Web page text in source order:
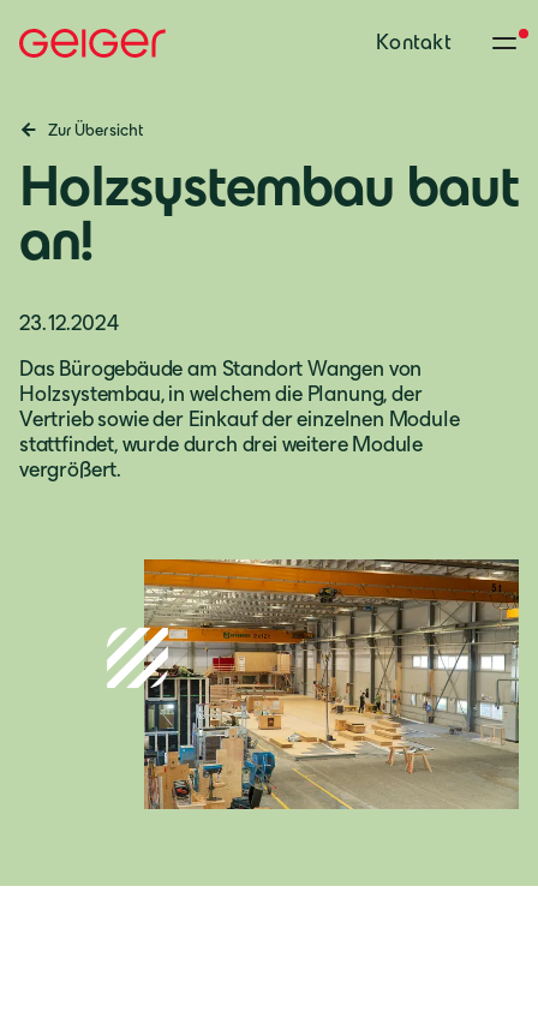
Kontakt
Zur Übersicht
Holzsystembau baut
an!
23.12.2024
Das Bürogebäude am Standort Wangen von
Holzsystembau, in welchem die Planung, der
Vertrieb sowie der Einkauf der einzelnen Module
stattfindet, wurde durch drei weitere Module
vergrößert.
Deutschland
Deutsch